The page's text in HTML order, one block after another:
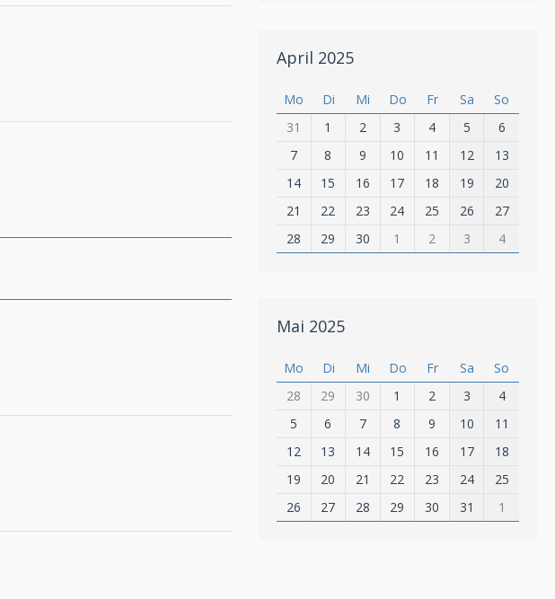
April 2025
Mo Di Mi Do Fr Sa
So
31
1 2 3 4 5
6
7
8 9 10 11 12
13
14
15 16 17 18 19
20
21
22 23 24 25 26
27
28
29 30 1 2 3 4
Mai 2025
Mo Di Mi Do Fr Sa
So
28
29 30 1 2 3
4
5
6 7 8 9 10
11
12
13 14 15 16 17
18
19
20 21 22 23 24
25
26
27 28 29 30 31 1